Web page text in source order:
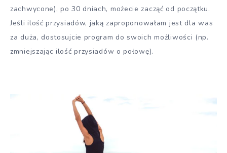
zachwycone), po 30 dniach, możecie zacząć od początku.
Jeśli ilość przysiadów, jaką zaproponowałam jest dla was
za duża, dostosujcie program do swoich możliwości (np.
zmniejszając ilość przysiadów o połowę).